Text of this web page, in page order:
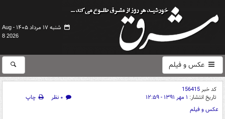
شنبه ۱۷ مرداد ۱۴۰۵ -
Aug
8 2026
عکس و فیلم
کد خبر156415
تاریخ انتشار: ۱ مهر ۱۳۹۱ - ۱۲:۵۹ ۰ نظر
چاپ
عکس و فیلم